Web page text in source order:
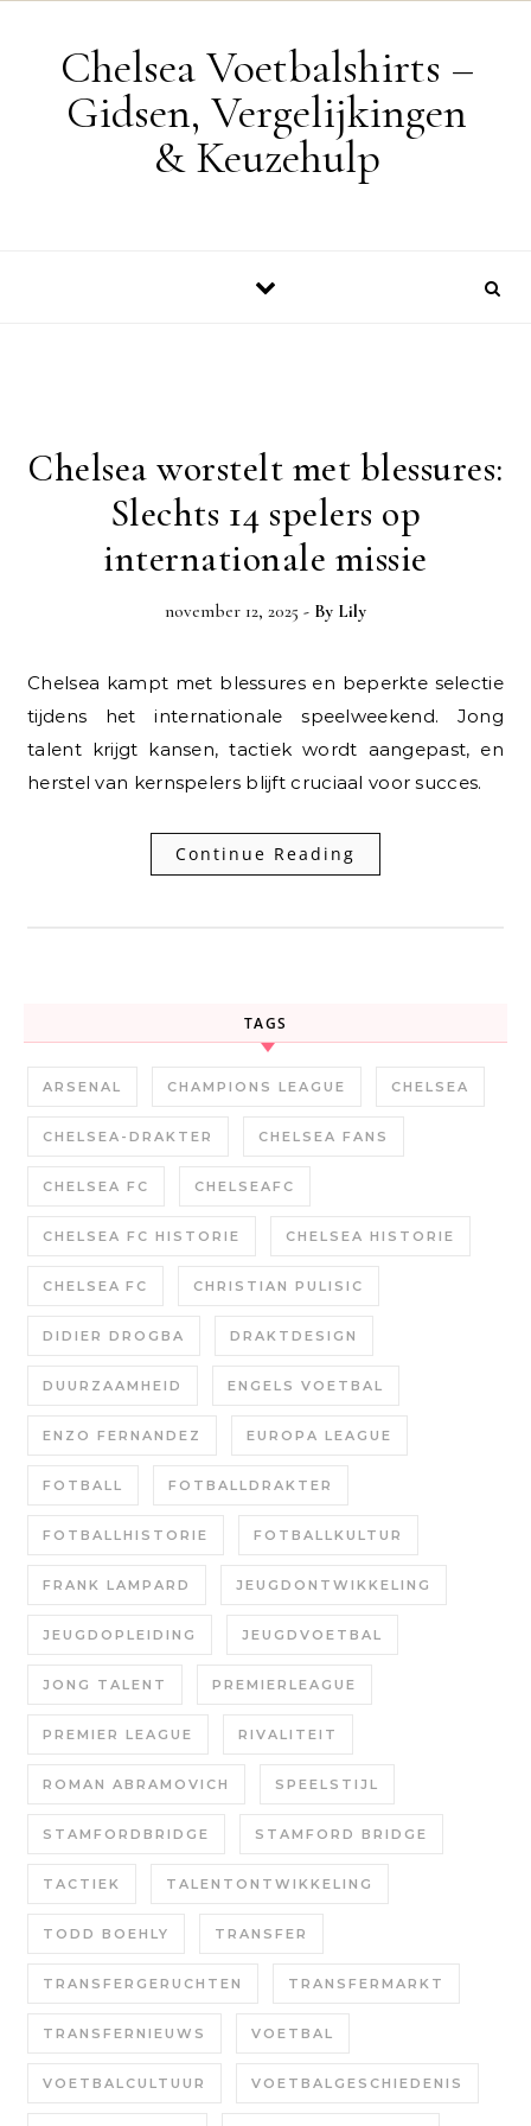
Chelsea Voetbalshirts –
Gidsen, Vergelijkingen
& Keuzehulp
Chelsea worstelt met blessures:
Slechts 14 spelers op
internationale missie
november 12, 2025 - By Lily
Chelsea kampt met blessures en beperkte selectie
tijdens het internationale speelweekend. Jong
talent krijgt kansen, tactiek wordt aangepast, en
herstel van kernspelers blijft cruciaal voor succes.
Continue Reading
TAGS
ARSENAL CHAMPIONS LEAGUE CHELSEA
CHELSEA-DRAKTER CHELSEA FANS
CHELSEA FC CHELSEAFC
CHELSEA FC HISTORIE CHELSEA HISTORIE
CHELSEA FC CHRISTIAN PULISIC
DIDIER DROGBA DRAKTDESIGN
DUURZAAMHEID ENGELS VOETBAL
ENZO FERNANDEZ EUROPA LEAGUE
FOTBALL FOTBALLDRAKTER
FOTBALLHISTORIE FOTBALLKULTUR
FRANK LAMPARD JEUGDONTWIKKELING
JEUGDOPLEIDING JEUGDVOETBAL
JONG TALENT PREMIERLEAGUE
PREMIER LEAGUE RIVALITEIT
ROMAN ABRAMOVICH SPEELSTIJL
STAMFORDBRIDGE STAMFORD BRIDGE
TACTIEK TALENTONTWIKKELING
TODD BOEHLY TRANSFER
TRANSFERGERUCHTEN TRANSFERMARKT
TRANSFERNIEUWS VOETBAL
VOETBALCULTUUR VOETBALGESCHIEDENIS